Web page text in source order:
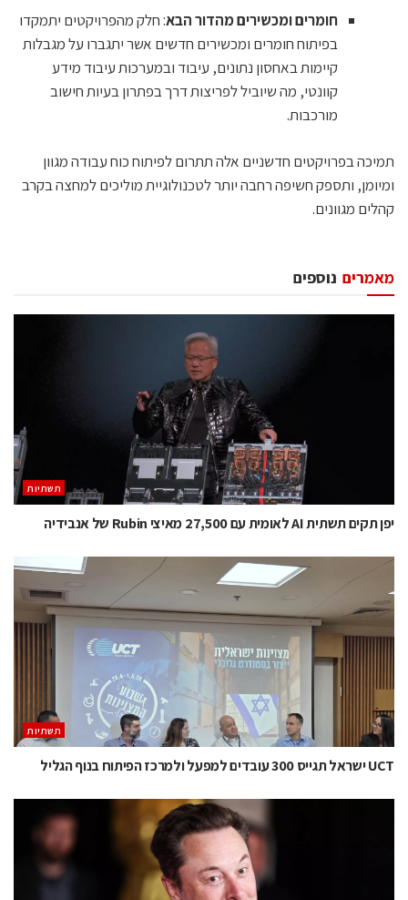
חומרים ומכשירים מהדור הבא: חלק מהפרויקטים יתמקדו
בפיתוח חומרים ומכשירים חדשים אשר יתגברו על מגבלות
קיימות באחסון נתונים, עיבוד ובמערכות עיבוד מידע
קוונטי, מה שיוביל לפריצות דרך בפתרון בעיות חישוב
מורכבות.
תמיכה בפרויקטים חדשניים אלה תתרום לפיתוח כוח עבודה מגוון
ומיומן, ותספק חשיפה רחבה יותר לטכנולוגיית מוליכים למחצה בקרב
קהלים מגוונים.
נוספים מאמרים
תשתיות
יפן תקים תשתית AI לאומית עם 27,500 מאיצי Rubin של אנבידיה
תשתיות
UCT ישראל תגייס 300 עובדים למפעל ולמרכז הפיתוח בנוף הגליל